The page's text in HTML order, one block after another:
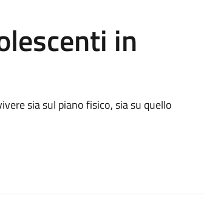
in
sia sul piano fisico, sia su quello